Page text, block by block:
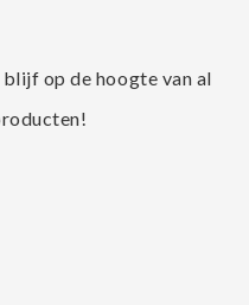
op de hoogte van al